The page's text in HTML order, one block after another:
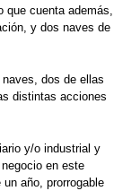
que cuenta además,
y dos naves de
dos de ellas
distintas acciones
y/o industrial y
en este
año, prorrogable